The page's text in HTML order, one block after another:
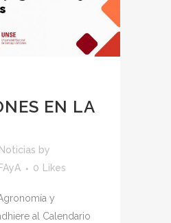
EN LA
Noticias by
0 Likes
y
al Calendario